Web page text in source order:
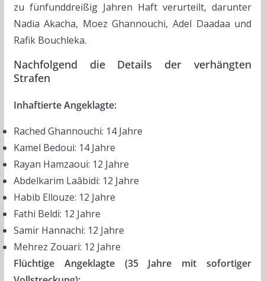
zu fünfunddreißig Jahren Haft verurteilt, darunter
Nadia Akacha, Moez Ghannouchi, Adel Daadaa und
Rafik Bouchleka.
Nachfolgend die Details der verhängten
Strafen
Inhaftierte Angeklagte:
Rached Ghannouchi: 14 Jahre
Kamel Bedoui: 14 Jahre
Rayan Hamzaoui: 12 Jahre
Abdelkarim Laâbidi: 12 Jahre
Habib Ellouze: 12 Jahre
Fathi Beldi: 12 Jahre
Samir Hannachi: 12 Jahre
Mehrez Zouari: 12 Jahre
Flüchtige Angeklagte (35 Jahre mit sofortiger